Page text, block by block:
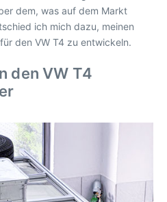
dem, was auf dem Markt
ich mich dazu, meinen
den VW T4 zu entwickeln.
den VW T4